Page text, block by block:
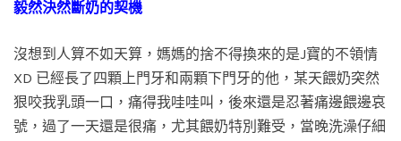
毅然決然斷奶的契機
沒想到人算不如天算，媽媽的捨不得換來的是J寶的不領情
XD 已經長了四顆上門牙和兩顆下門牙的他，某天餵奶突然
狠咬我乳頭一口，痛得我哇哇叫，後來還是忍著痛邊餵邊哀
號，過了一天還是很痛，尤其餵奶特別難受，當晚洗澡仔細